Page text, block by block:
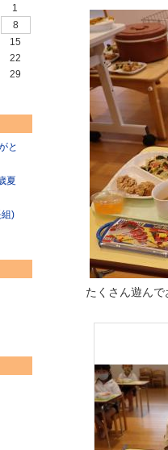
1
8
15
22
29
と
夏
)
たくさん遊ん